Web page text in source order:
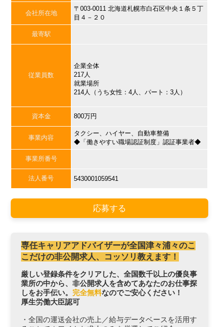
会社所在地
〒003-0011 北海道札幌市白石区中央１条５丁
目４－２０
最寄駅
従業員数
企業全体
217人
就業場所
214人（うち女性：4人、パート：3人）
資本金 800万円
事業内容
タクシー、ハイヤー、自動車整備
◆「働きやすい職場認証制度」認証事業者◆
事業所番号
法人番号 5430001059541
応募する
専任キャリアアドバイザーが全国津々浦々のこ
こだけの非公開求人、コッソリ教えます！
厳しい登録条件をクリアした、全国数千以上の優良事
業所の中から、非公開求人を含めてあなたのお仕事探
しをお手伝い。 完全無料なのでご安心ください！
厚生労働大臣認可
・全国の運送会社の売上／給与データベースを活用す